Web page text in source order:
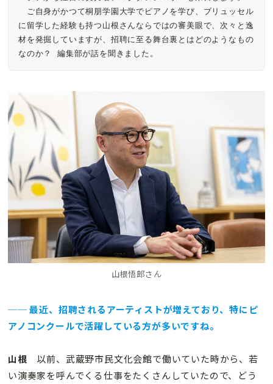
ご自身がかつて桐朋学園大学でピアノを学び、ブリュッセル
に留学した経験も持つ山根さんならではの審美眼で、次々と逸
材を発掘していますが、招聘に至る舞台裏とはどのようなもの
なのか？ 編集部が話を聞きました。
山根悟郎さん
── 最近、招聘されるアーティストが増えており、特にピ
アノコンクールで活躍している方が多いですね。
山根 以前、武蔵野市民文化会館で働いていた時から、若
い演奏家を呼んでくる仕事をたくさんしていたので、どう